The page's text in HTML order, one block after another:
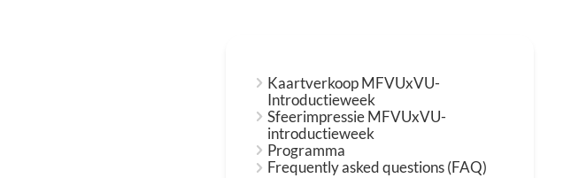
Kaartverkoop MFVUxVU-
Introductieweek
Sfeerimpressie MFVUxVU-
introductieweek
Programma
Frequently asked questions (FAQ)